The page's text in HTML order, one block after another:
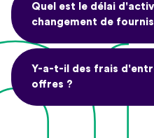
Quel est le délai
changement de
Y-a-t-il des frais
offres ?